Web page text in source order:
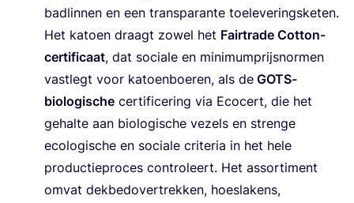
bad­lin­nen en een trans­pa­ran­te toe­le­ve­rings­ke­ten.
Het katoen draagt zowel het Fair­t­ra­de Cot­ton-
cer­ti­fi­caat, dat soci­a­le en mini­mum­prijs­nor­men
vast­legt voor katoen­boe­ren, als de GOTS-
bio­lo­gi­sche cer­ti­fi­ce­ring via Eco­cert, die het
gehal­te aan bio­lo­gi­sche vezels en stren­ge
eco­lo­gi­sche en soci­a­le cri­te­ria in het hele
pro­duc­tie­pro­ces con­tro­leert. Het assor­ti­ment
omvat dek­bed­over­trek­ken, hoes­la­kens,